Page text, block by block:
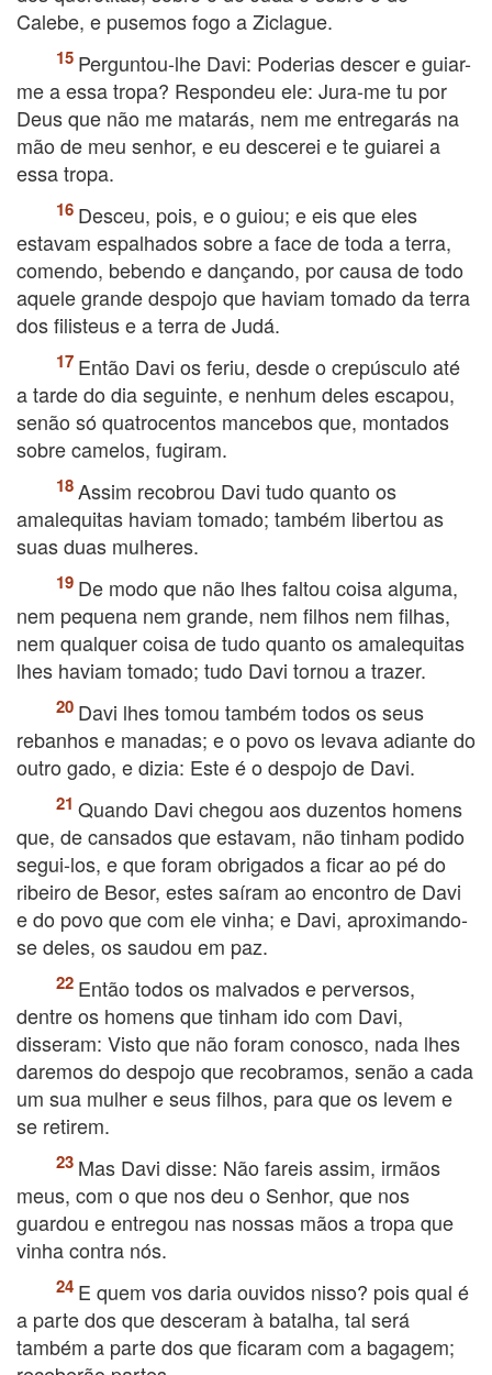
Calebe, e pusemos fogo a Ziclague.
Perguntou-lhe Davi: Poderias descer e guiar-
me a essa tropa? Respondeu ele: Jura-me tu por
Deus que não me matarás, nem me entregarás na
mão de meu senhor, e eu descerei e te guiarei a
essa tropa.
Desceu, pois, e o guiou; e eis que eles
estavam espalhados sobre a face de toda a terra,
comendo, bebendo e dançando, por causa de todo
aquele grande despojo que haviam tomado da terra
dos filisteus e a terra de Judá.
Então Davi os feriu, desde o crepúsculo até
a tarde do dia seguinte, e nenhum deles escapou,
senão só quatrocentos mancebos que, montados
sobre camelos, fugiram.
Assim recobrou Davi tudo quanto os
amalequitas haviam tomado; também libertou as
suas duas mulheres.
De modo que não lhes faltou coisa alguma,
nem pequena nem grande, nem filhos nem filhas,
nem qualquer coisa de tudo quanto os amalequitas
lhes haviam tomado; tudo Davi tornou a trazer.
Davi lhes tomou também todos os seus
rebanhos e manadas; e o povo os levava adiante do
outro gado, e dizia: Este é o despojo de Davi.
Quando Davi chegou aos duzentos homens
que, de cansados que estavam, não tinham podido
segui-los, e que foram obrigados a ficar ao pé do
ribeiro de Besor, estes saíram ao encontro de Davi
e do povo que com ele vinha; e Davi, aproximando-
se deles, os saudou em paz.
Então todos os malvados e perversos,
dentre os homens que tinham ido com Davi,
disseram: Visto que não foram conosco, nada lhes
daremos do despojo que recobramos, senão a cada
um sua mulher e seus filhos, para que os levem e
se retirem.
Mas Davi disse: Não fareis assim, irmãos
meus, com o que nos deu o Senhor, que nos
guardou e entregou nas nossas mãos a tropa que
vinha contra nós.
E quem vos daria ouvidos nisso? pois qual é
a parte dos que desceram à batalha, tal será
também a parte dos que ficaram com a bagagem;